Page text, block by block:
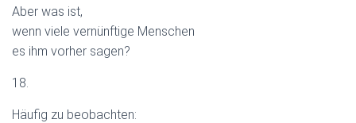
Aber was ist,
wenn viele vernünftige Menschen
es ihm vorher sagen?
18.
Häufig zu beobachten: